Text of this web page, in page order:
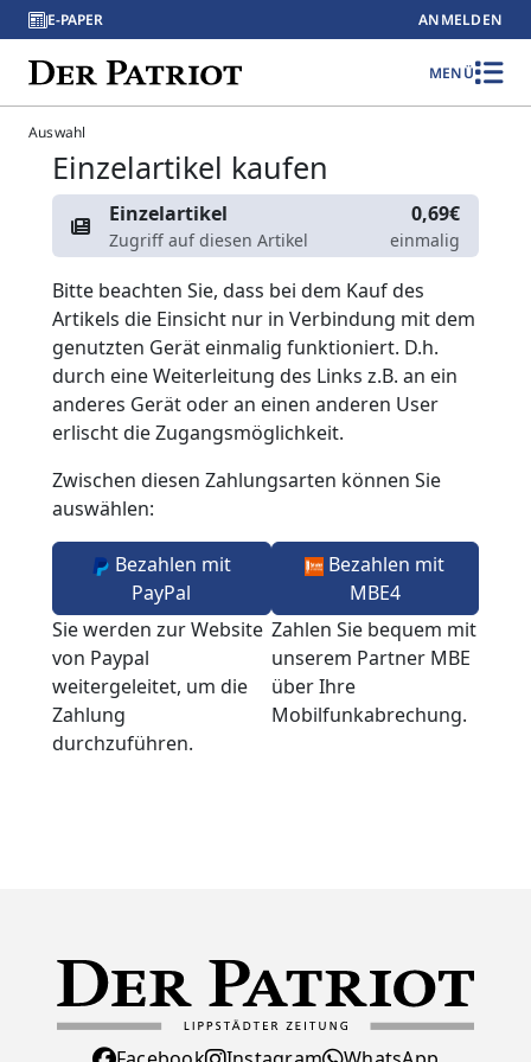
E-PAPER ANMELDEN
MENÜ
Auswahl
Einzelartikel kaufen
Einzelartikel
Zugriff auf diesen Artikel
0,69€
einmalig
Bitte beachten Sie, dass bei dem Kauf des
Artikels die Einsicht nur in Verbindung mit dem
genutzten Gerät einmalig funktioniert. D.h.
durch eine Weiterleitung des Links z.B. an ein
anderes Gerät oder an einen anderen User
erlischt die Zugangsmöglichkeit.
Zwischen diesen Zahlungsarten können Sie
auswählen:
Bezahlen mit
PayPal
Sie werden zur Website
von Paypal
weitergeleitet, um die
Zahlung
durchzuführen.
Bezahlen mit
MBE4
Zahlen Sie bequem mit
unserem Partner MBE
über Ihre
Mobilfunkabrechung.